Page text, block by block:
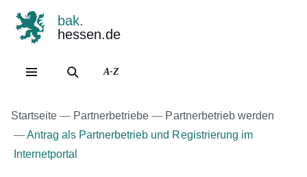
bak.
hessen.de
A-Z
Startseite Partnerbetriebe
Partnerbetrieb werden
Antrag als Partnerbetrieb und Registrierung im
Internetportal